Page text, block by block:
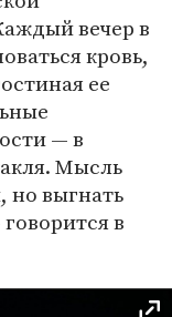
вечер в
кровь,
ее
— в
Мысль
но выгнать
в